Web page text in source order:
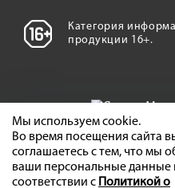
Категория
продукции 16+.
Мы используем cookie.
Во время посещения сайта
соглашаетесь с тем, что мы
ваши персональные данные
соответствии с Политикой о